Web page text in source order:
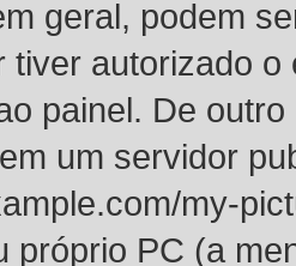
geral, podem
tiver autorizado
painel. De
um servidor
my-
próprio PC (a